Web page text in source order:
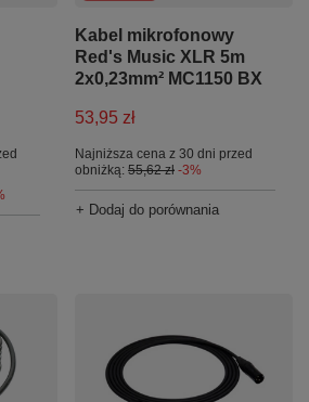
Kabel mikrofonowy
Red's Music XLR 5m
2x0,23mm² MC1150 BX
53,95 zł
Najniższa cena z 30 dni przed
obniżką: 55,62 zł -3%
+ Dodaj do porównania